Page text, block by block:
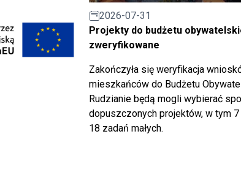
2026-07-31
Projekty do budżetu
zweryfikowane
Zakończyła się weryfikacja
mieszkańców do Budżetu
Rudzianie będą mogli wybierać
dopuszczonych projektów, w tym
18 zadań małych.